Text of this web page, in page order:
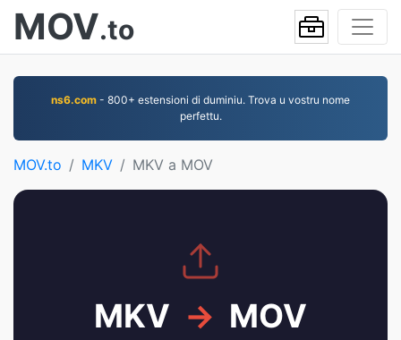
MOV.to
ns6.com - 800+ estensioni di duminiu. Trova u vostru nome
perfettu.
MOV.to MKV MKV a MOV
MKV → MOV